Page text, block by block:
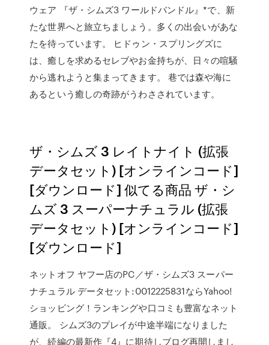
ウェア 『ザ・シムズ3 ワールドバンドル』*で、新
たな世界へと旅立ちましょう。多くの出会いがあな
たを待っています。 ヒドゥン・スプリングズに
は、癒しを求めるセレブやお金持ちが、日々の喧騒
から逃れようと集まってきます。 巷では森や海に
あるという癒しの奇跡がうわさされています。
ザ・シムズ 3 レイトナイト (拡張
データセット) [オンラインコード]
[ダウンロード] 似てる商品 ザ・シ
ムズ 3 スーパーナチュラル (拡張
データセット) [オンラインコード]
[ダウンロード]
ネットオフ ヤフー店のPC／ザ・シムズ3 スーパー
ナチュラル データセット:0012225831ならYahoo!
ショッピング！ランキングや口コミも豊富なネット
通販。 シムズ3のプレイが中途半端になりました
が、続編の最新作『4』に期待しブログ再開しまし